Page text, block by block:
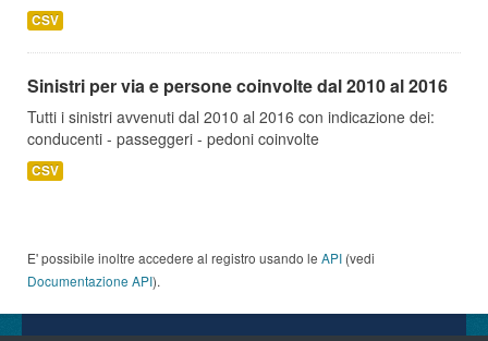
CSV
Sinistri per via e persone coinvolte dal 2010 al 2016
Tutti i sinistri avvenuti dal 2010 al 2016 con indicazione dei:
conducenti - passeggeri - pedoni coinvolte
CSV
E' possibile inoltre accedere al registro usando le API (vedi
Documentazione API).